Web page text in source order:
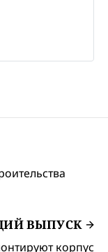
ВЫПУСК
корпус